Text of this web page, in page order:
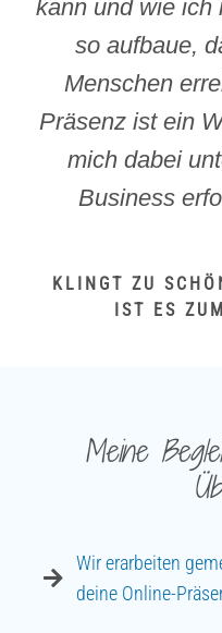
kann und wie ich
so aufbaue,
Menschen
Präsenz ist ein
mich dabei
Business
KLINGT ZU
IST ES
Meine
Wir erarbeiten
deine Online-